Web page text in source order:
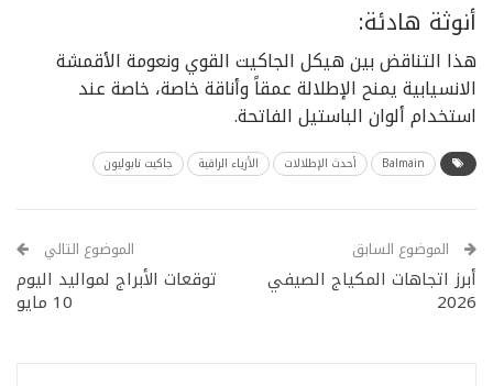
أنوثة هادئة:
هذا التناقض بين هيكل الجاكيت القوي ونعومة الأقمشة
الانسيابية يمنح الإطلالة عمقاً وأناقة خاصة، خاصة عند
استخدام ألوان الباستيل الفاتحة.
Balmain أحدث الإطلالات الأزياء الراقية جاكيت نابوليون
الموضوع السابق
أبرز اتجاهات المكياج الصيفي
2026
الموضوع التالي
توقعات الأبراج لمواليد اليوم
10 مايو